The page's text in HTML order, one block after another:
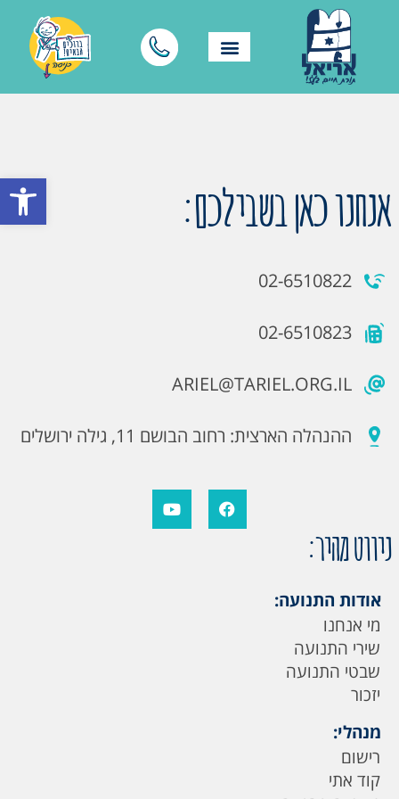
פתח אנחנו כאן בשבילכם:
02-6510822
02-6510823
ARIEL@TARIEL.ORG.IL
ההנהלה הארצית: רחוב הבושם 11, גילה ירושלים
ניווט מהיר:
אודות התנועה:
מי אנחנו
שירי התנועה
שבטי התנועה
יזכור
מנהלי:
רישום
קוד אתי